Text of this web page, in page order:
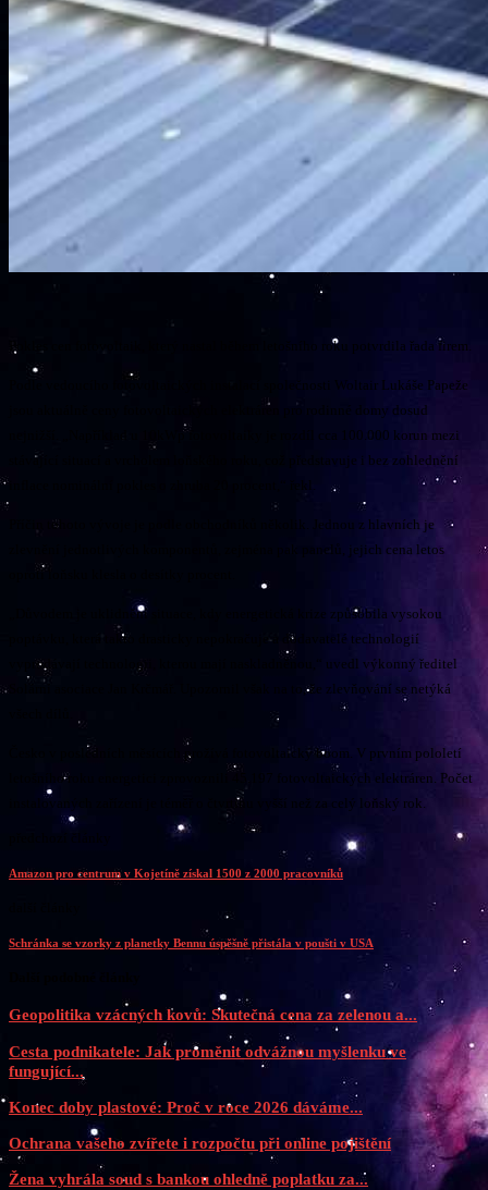
Pokles cen fotovoltaik, který nastal během letošního roku potvrdila řada firem.
Podle vedoucího fotovoltaických instalací společnosti Woltair Lukáše Papeže
jsou aktuálně ceny fotovoltaických elektráren pro rodinné domy dosud
nejnižší. „Například u 10kWp fotovoltaiky je rozdíl cca 100.000 korun mezi
stávající situací a vrcholem loňského roku, což představuje i bez zohlednění
Příčin tohoto vývoje je podle obchodníků několik. Jednou z hlavních je
zlevnění jednotlivých komponentů, zejména pak panelů, jejich cena letos
oproti loňsku klesla o desítky procent.
„Důvodem je uklidnění situace, kdy energetická krize způsobila vysokou
poptávku, která takto drasticky nepokračuje a dodavatelé technologií
vyprodávají technologii, kterou mají naskladněnou,“ uvedl výkonný ředitel
Solární asociace Jan Krčmář. Upozornil však na to, že zlevňování se netýká
Česko v posledních měsících prožívá fotovoltaický boom. V prvním pololetí
letošního roku energetici zprovoznili 45.197 fotovoltaických elektráren. Počet
instalovaných zařízení je téměř o čtvrtinu vyšší než za celý loňský rok.
Amazon pro centrum v Kojetíně získal 1500 z 2000 pracovníků
Schránka se vzorky z planetky Bennu úspěšně přistála v poušti v USA
Geopolitika vzácných kovů: Skutečná cena za zelenou a...
Cesta podnikatele: Jak proměnit odvážnou myšlenku ve
fungující...
Konec doby plastové: Proč v roce 2026 dáváme...
Ochrana vašeho zvířete i rozpočtu při online pojištění
Žena vyhrála soud s bankou ohledně poplatku za...